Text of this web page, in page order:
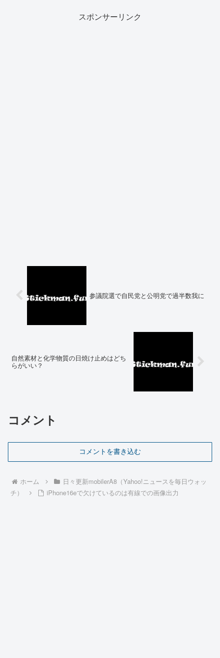
スポンサーリンク
参議院選で自民党と公明党で過半数我に
自然素材と化学物質の日焼け止めはどち
らがいい？
コメント
コメントを書き込む
ホーム
日々更新mobilerA8（Yahoo!ニュースを毎日ウォッ
チ）
iPhone16eで欠けているのは有線での画像出力